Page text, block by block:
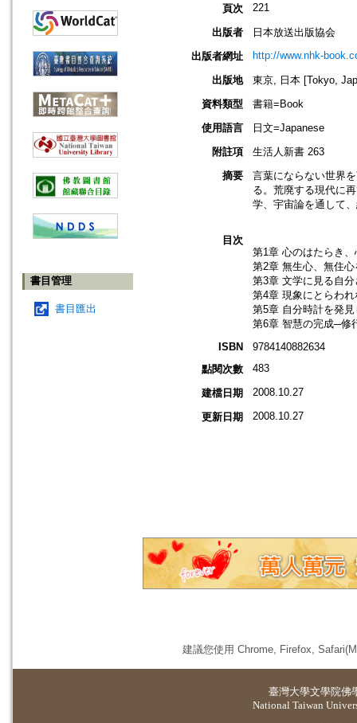
書目管理
書目匯出
頁次 221
出版者
日本放送出版協会
出版者網址
http://www.nhk-
出版地
東京, 日本 [Tokyo,
資料類型
書籍=Book
使用語言
日文=Japanese
附註項
生活人新書 263
摘要
言葉にならない世界
る。荒廃する現代に
学、宇宙論を通して
目次
第1章 心のはたらき
第2章 無生心、無住
第3章 文学に見る自
第4章 現象にとらわれ
第5章 自分時計を発見
第6章 智慧の完成─修
ISBN
9784140882634
點閱次數
483
建檔日期 2008.10.27
更新日期 2008.10.27
建議您使用 Chrome, Firefox,
臺灣大學文學院佛
National Taiwan